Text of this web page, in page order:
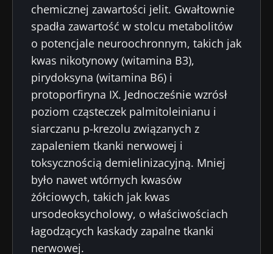
chemicznej zawartości jelit. Gwałtownie
spadła zawartość w stolcu metabolitów
o potencjale neuroochronnym, takich jak
kwas nikotynowy (witamina B3),
pirydoksyna (witamina B6) i
protoporfiryna IX. Jednocześnie wzrósł
poziom cząsteczek palmitoleinianu i
siarczanu p-krezolu związanych z
zapaleniem tkanki nerwowej i
toksycznością demielinizacyjną. Mniej
było nawet wtórnych kwasów
żółciowych, takich jak kwas
ursodeoksycholowy, o właściwościach
łagodzących kaskady zapalne tkanki
nerwowej.
Nie odchodź tak